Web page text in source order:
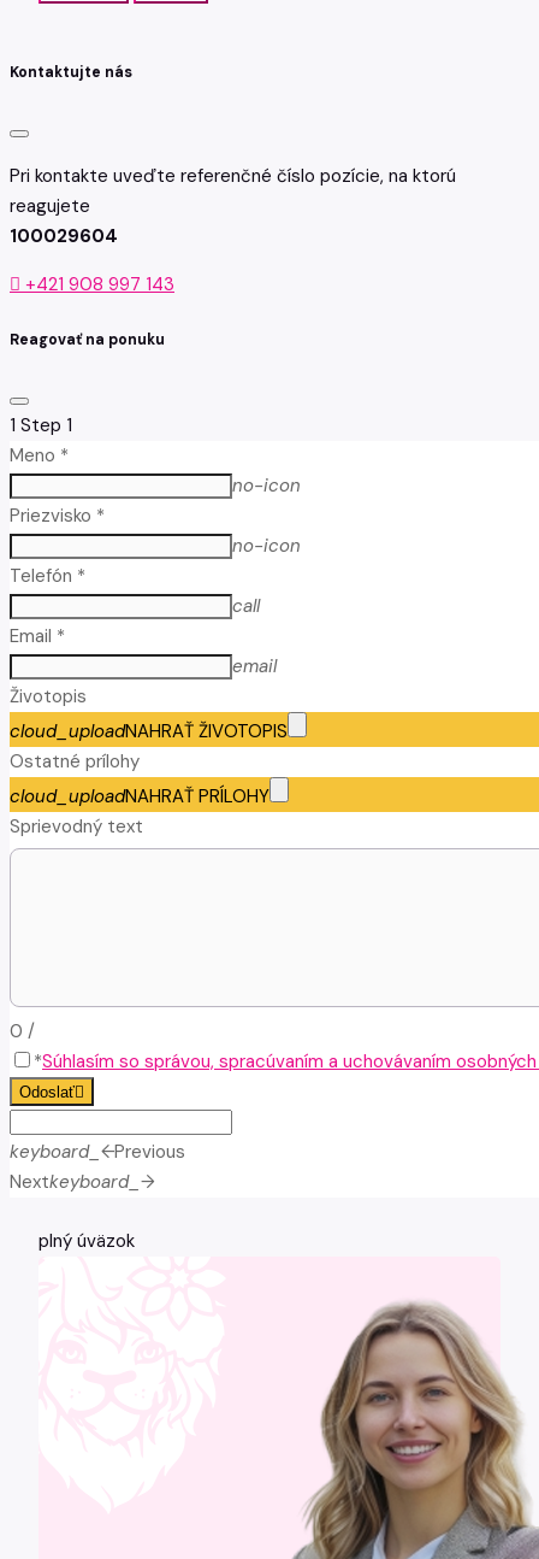
Kontaktujte nás
Pri kontakte uveďte referenčné číslo pozície, na ktorú
reagujete
100029604
+421 908 997 143
Reagovať na ponuku
1 Step 1
Meno *
no-icon
Priezvisko *
no-icon
Telefón *
call
Email *
email
Životopis
cloud_uploadNAHRAŤ ŽIVOTOPIS
Ostatné prílohy
cloud_uploadNAHRAŤ PRÍLOHY
Sprievodný text
0 /
*Súhlasím so správou, spracúvaním a uchovávaním
Odoslať
keyboard_arrow_leftPrevious
Nextkeyboard_arrow_right
plný úväzok